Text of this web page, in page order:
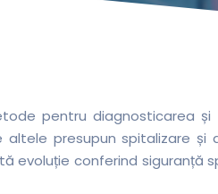
pentru diagnosticarea și
presupun spitalizare și
evoluție conferind siguranță